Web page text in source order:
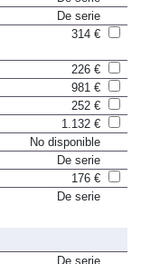
De serie
314 €
226 €
981 €
252 €
1.132 €
No disponible
De serie
176 €
De serie
De serie